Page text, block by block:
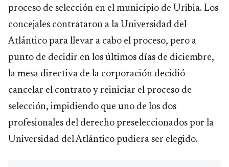
proceso de selección en el municipio de Uribia. Los
concejales contrataron a la Universidad del
Atlántico para llevar a cabo el proceso, pero a
punto de decidir en los últimos días de diciembre,
la mesa directiva de la corporación decidió
cancelar el contrato y reiniciar el proceso de
selección, impidiendo que uno de los dos
profesionales del derecho preseleccionados por la
Universidad del Atlántico pudiera ser elegido.